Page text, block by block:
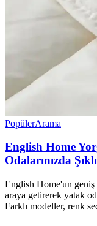
PopülerArama
English Home
Odalarınızda
English Home'un
araya getirerek yatak
Farklı modeller, renk